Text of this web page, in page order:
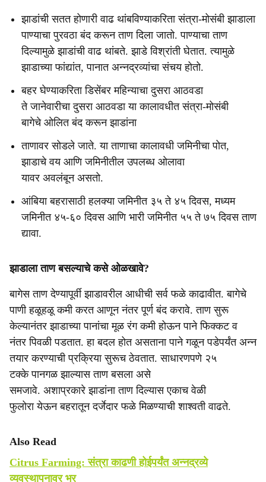
झाडांची सतत होणारी वाढ थांबविण्याकरिता संत्रा-मोसंबी झाडाला
पाण्याचा पुरवठा बंद करून ताण दिला जातो. पाण्याचा ताण
दिल्यामुळे झाडांची वाढ थांबते. झाडे विश्रांती घेतात. त्यामुळे
झाडाच्या फांद्यांत, पानात अन्नद्रव्यांचा संचय होतो.
बहर घेण्याकरिता डिसेंबर महिन्याचा दुसरा आठवडा
ते जानेवारीचा दुसरा आठवडा या कालावधीत संत्रा-मोसंबी
बागेचे ओलित बंद करून झाडांना
ताणावर सोडले जाते. या ताणाचा कालावधी जमिनीचा पोत,
झाडाचे वय आणि जमिनीतील उपलब्ध ओलावा
यावर अवलंबून असतो.
आंबिया बहरासाठी हलक्‍या जमिनीत ३५ ते ४५ दिवस, मध्यम
जमिनीत ४५-६० दिवस आणि भारी जमिनीत ५५ ते ७५ दिवस ताण
द्यावा.
झाडाला ताण बसल्याचे कसे ओळखावे?
बागेस ताण देण्यापूर्वी झाडावरील आधीची सर्व फळे काढावीत. बागेचे
पाणी हळूहळू कमी करत आणून नंतर पूर्ण बंद करावे. ताण सुरू
केल्यानंतर झाडाच्या पानांचा मूळ रंग कमी होऊन पाने फिक्कट व
नंतर पिवळी पडतात. हा बदल होत असताना पाने गळून पडेपर्यंत अन्न
तयार करण्याची प्रक्रिया सुरूच ठेवतात. साधारणपणे २५
टक्के पानगळ झाल्यास ताण बसला असे
समजावे. अशाप्रकारे झाडांना ताण दिल्यास एकाच वेळी
फुलोरा येऊन बहरातून दर्जेदार फळे मिळण्याची शाश्वती वाढते.
Also Read
Citrus Farming: संत्रा काढणी होईपर्यंत अन्नद्रव्ये
व्यवस्थापनावर भर